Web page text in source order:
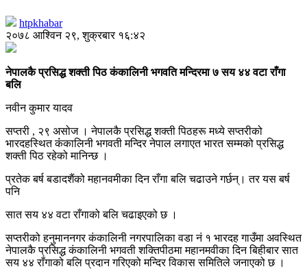
htpkhabar
२०७८ आश्विन २९, शुक्रबार १६:४२
नेपालकै प्रसिद्ध शक्ती पिठ कंकालिनी भगवति मन्दिरमा ७ सय ४४ वटा राँगा
बलि
नवीन कुमार यादव
सप्तरी , २९ असोज । नेपालकै प्रसिद्ध शक्ती पिठहरू मध्ये सप्तरीको
भारदहस्थित कंंकालिनी भगवती मन्दिर नेपाल लगाएत भारत सम्मको प्रसिद्ध
शक्ती पिठ रहेको मानिन्छ ।
प्रतेक बर्ष बडादशैंको महानवमीका दिन राँगा बलि चढाउने गर्छन्। तर यस बर्ष
पनि
सात सय ४४ वटा राँगाको बलि चढाइएको छ ।
सप्तरीको हनुमाननगर कंकालिनी नगरपालिका वडा नं १ भारदह गाउँमा अवस्थित
नेपालकै प्रसिद्ध कंकालिनी भगवती शक्तिपीठमा महानमवीका दिन बिहीबार सात
सय ४४ राँगाको बलि प्रदान गरिएको मन्दिर विकास समितिले जनाएको छ ।